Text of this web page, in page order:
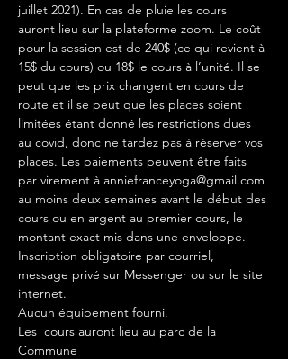
juillet 2021). En cas de pluie les cours
auront lieu sur la plateforme zoom. Le coût
pour la session est de 240$ (ce qui revient à
15$ du cours) ou 18$ le cours à l’unité. Il se
peut que les prix changent en cours de
route et il se peut que les places soient
limitées étant donné les restrictions dues
au covid, donc ne tardez pas à réserver vos
places. Les paiements peuvent être faits
par virement à anniefranceyoga@gmail.com
au moins deux semaines avant le début des
cours ou en argent au premier cours, le
montant exact mis dans une enveloppe.
Inscription obligatoire par courriel,
message privé sur Messenger ou sur le site
internet.
Aucun équipement fourni.
Les  cours auront lieu au parc de la
Commune